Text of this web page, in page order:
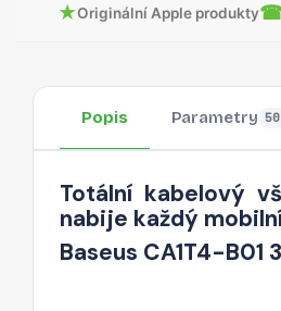
★Originální Apple produkty
Popis Parametry 50
Totální kabelový
nabije každý
Baseus CA1T4-B01